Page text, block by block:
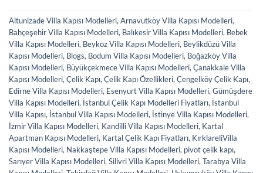
Altunizade Villa Kapısı Modelleri, Arnavutköy Villa Kapısı Modelleri,
Bahçeşehir Villa Kapısı Modelleri, Balıkesir Villa Kapısı Modelleri, Bebek
Villa Kapısı Modelleri, Beykoz Villa Kapısı Modelleri, Beylikdüzü Villa
Kapısı Modelleri, Blogs, Bodum Villa Kapısı Modelleri, Boğazköy Villa
Kapısı Modelleri, Büyükçekmece Villa Kapısı Modelleri, Çanakkale Villa
Kapısı Modelleri, Çelik Kapı, Çelik Kapı Özellikleri, Çengelköy Çelik Kapı,
Edirne Villa Kapısı Modelleri, Esenyurt Villa Kapısı Modelleri, Gümüşdere
Villa Kapısı Modelleri, İstanbul Çelik Kapı Modelleri Fiyatları, İstanbul
Villa Kapısı, İstanbul Villa Kapısı Modelleri, İstinye Villa Kapısı Modelleri,
İzmir Villa Kapısı Modelleri, Kandilli Villa Kapısı Modelleri, Kartal
Apartman Kapısı Modelleri, Kartal Çelik Kapı Fiyatları, KırklareliVilla
Kapısı Modelleri, Nakkaştepe Villa Kapısı Modelleri, pivot çelik kapı,
Sarıyer Villa Kapısı Modelleri, Silivri Villa Kapısı Modelleri, Tarabya Villa